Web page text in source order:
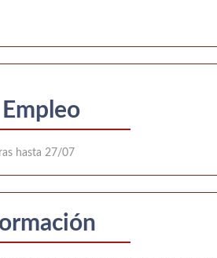
Empleo
hasta 27/07